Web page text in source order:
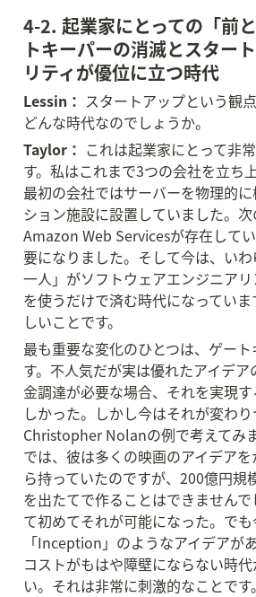
4-2. 起業家にとっての「前
トキーパーの消滅とスター
リティが優位に立つ時代
Lessin： スタートアップという観
どんな時代なのでしょうか。
Taylor： これは起業家にとって非
す。私はこれまで3つの会社を立ち
最初の会社ではサーバーを物理的
ション施設に設置していました。
Amazon Web Servicesが存在して
要になりました。そして今は、い
一人」がソフトウェアエンジニア
を使うだけで済む時代になっていま
しいことです。
最も重要な変化のひとつは、ゲー
す。不人気だが実は優れたアイデ
金調達が必要な場合、それを実現
しかった。しかし今はそれが変わり
Christopher Nolanの例で考えてみ
では、彼は多くの映画のアイデア
ら持っていたのですが、200億円規
を出たてで作ることはできません
て初めてそれが可能になった。でも
「Inception」のようなアイデアが
コストがもはや障壁にならない時
い。それは非常に刺激的なことです。